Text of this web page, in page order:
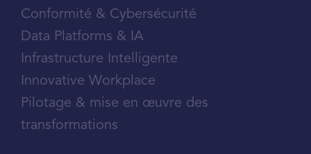
Conformité & Cybersécurité
Data Platforms & IA
Infrastructure Intelligente
Innovative Workplace
Pilotage & mise en œuvre des
transformations